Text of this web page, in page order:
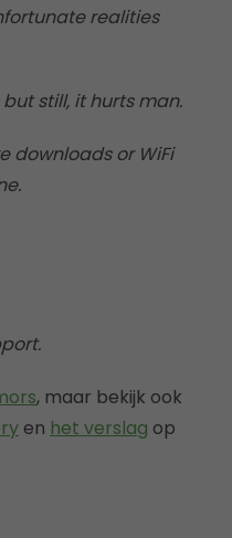
realities
but still, it hurts man.
downloads or WiFi
, maar bekijk ook
en het verslag op